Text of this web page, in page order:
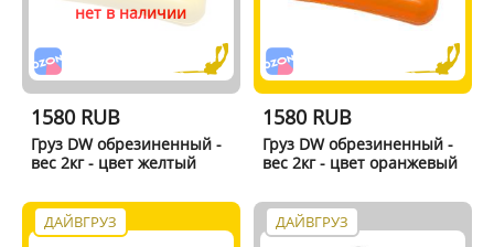
нет в наличии
1580 RUB
Груз DW обрезиненный -
вес 2кг - цвет желтый
1580 RUB
Груз DW обрезиненный -
вес 2кг - цвет оранжевый
ДАЙВГРУЗ ДАЙВГРУЗ